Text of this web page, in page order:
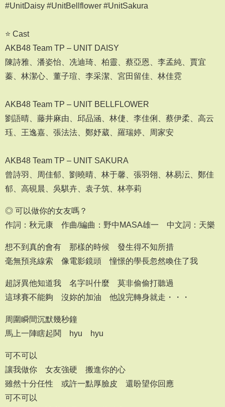
#UnitDaisy #UnitBellflower #UnitSakura
⭐️ Cast
AKB48 Team TP – UNIT DAISY
陳詩雅、潘姿怡、冼迪琦、柏靈、蔡亞恩、李孟純、賈宜
蓁、林潔心、董子瑄、李采潔、宮田留佳、林佳霓
AKB48 Team TP – UNIT BELLFLOWER
劉語晴、藤井麻由、邱品涵、林倢、李佳俐、蔡伊柔、高云
珏、王逸嘉、張法法、鄭妤葳、羅瑞婷、周家安
AKB48 Team TP – UNIT SAKURA
曾詩羽、周佳郁、劉曉晴、林于馨、張羽翎、林易沄、鄭佳
郁、高硯晨、吳騏卉、袁子筑、林亭莉
◎ 可以做你的女友嗎？
作詞：秋元康 作曲/編曲：野中MASA雄一 中文詞：天樂
想不到真的會有 那樣的時候 發生得不知所措
毫無預兆線索 像電影鏡頭 憧憬的學長忽然喚住了我
超訝異他知道我 名字叫什麼 莫非偷偷打聽過
這球賽不能夠 沒妳的加油 他說完轉身就走・・・
周圍瞬間沉默幾秒鐘
馬上一陣瞎起鬨 hyu hyu
可不可以
讓我做你 女友強硬 搬進你的心
雖然十分任性 或許一點厚臉皮 還盼望你回應
可不可以